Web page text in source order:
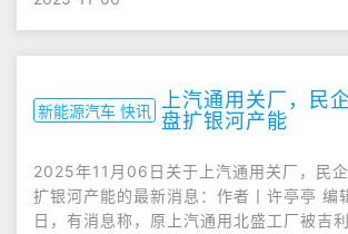
新能源汽车 快讯
上汽通用关厂，民
盘扩银河产能
2025年11月06日关于上汽通用关厂，民
扩银河产能的最新消息：作者丨许亭亭 编
日，有消息称，原上汽通用北盛工厂被吉